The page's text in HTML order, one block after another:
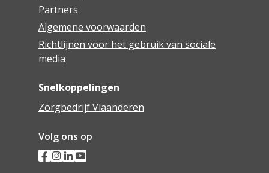
Partners
Algemene voorwaarden
Richtlijnen voor het gebruik van sociale
media
Snelkoppelingen
Zorgbedrijf Vlaanderen
Volg ons op